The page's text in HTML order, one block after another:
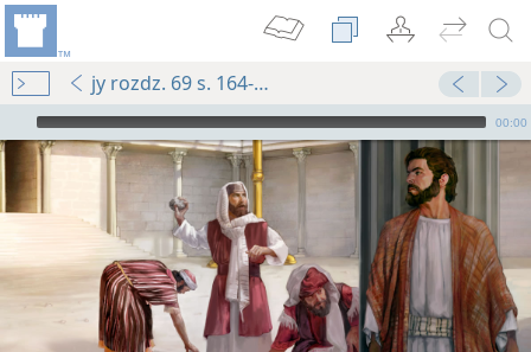
jy rozdz. 69 s. 164-s. 165, ak. 2
Audio Player
00:00